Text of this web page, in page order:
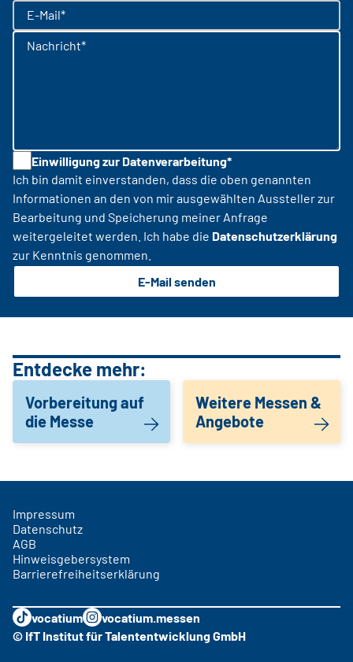
E-Mail*
Nachricht*
Einwilligung zur Datenverarbeitung*
Ich bin damit einverstanden, dass die oben genannten
Informationen an den von mir ausgewählten Aussteller zur
Bearbeitung und Speicherung meiner Anfrage
weitergeleitet werden. Ich habe die Datenschutzerklärung
zur Kenntnis genommen.
E-Mail senden
Entdecke mehr:
Vorbereitung auf
die Messe
Weitere Messen &
Angebote
Impressum
Datenschutz
AGB
Hinweisgebersystem
Barrierefreiheitserklärung
vocatium
vocatium.messen
© IfT Institut für Talententwicklung GmbH